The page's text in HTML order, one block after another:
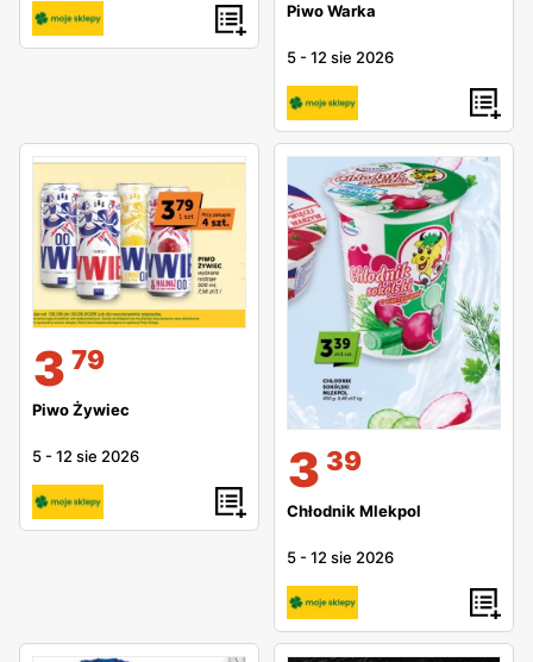
Piwo Warka
5 -12 sie 2026
3 79
Piwo Żywiec
5 -12 sie 2026 3 39
Chłodnik Mlekpol
5 -12 sie 2026